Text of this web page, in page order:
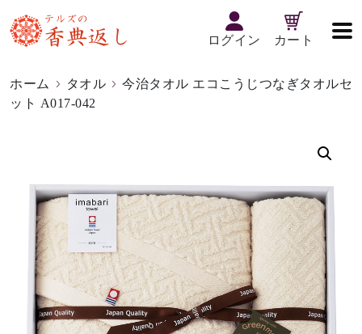
ログイン カート
ホーム タオル
今治タオル エコこうじつなぎタオルセ
ット A017-042